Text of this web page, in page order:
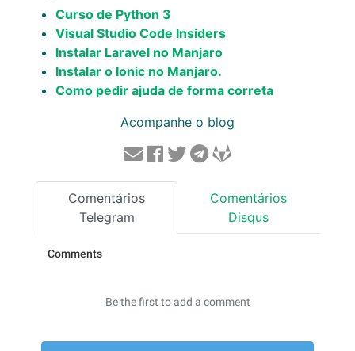
Curso de Python 3
Visual Studio Code Insiders
Instalar Laravel no Manjaro
Instalar o Ionic no Manjaro.
Como pedir ajuda de forma correta
Acompanhe o blog
Comentários
Telegram
Comentários
Disqus